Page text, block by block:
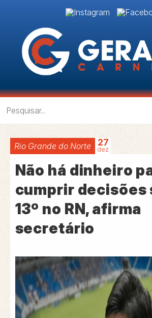
Rio Grande do Norte 27
dez
Não há dinheiro
cumprir decisões
13º no RN, afirma
secretário